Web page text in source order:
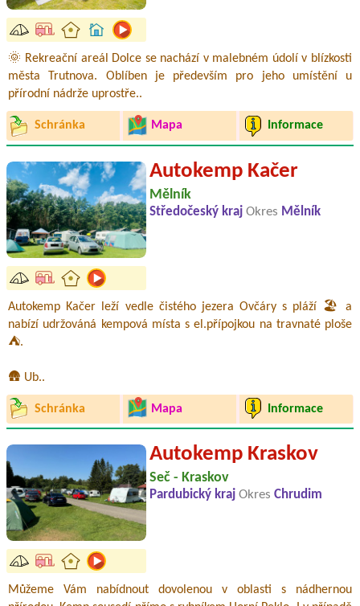
🌞 Rekreační areál Dolce se nachází v malebném údolí v blízkosti
města Trutnova. Oblíben je především pro jeho umístění u
přírodní nádrže uprostře..
Schránka Mapa Informace
Autokemp Kačer
Mělník
Středočeský kraj Okres Mělník
Autokemp Kačer leží vedle čistého jezera Ovčáry s pláží 🏖️ a
nabízí udržováná kempová místa s el.přípojkou na travnaté ploše
⛺.
🛖 Ub..
Schránka Mapa Informace
Autokemp Kraskov
Seč - Kraskov
Pardubický kraj Okres Chrudim
Můžeme Vám nabídnout dovolenou v oblasti s nádhernou